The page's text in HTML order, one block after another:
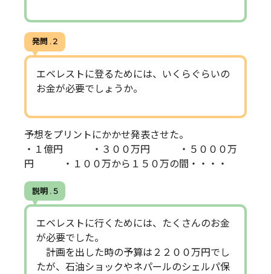
発問 . 2
エベレストに登るためには、いくらぐらいの
お金が必要でしょうか。
予想をプリントにかかせ発表させた。
・１億円 ・３００万円 ・５０００万
円 ・１００万から１５０万の間・・・・
説明 . 5
エベレストに行くためには、たくさんのお金
が必要でした。
計画を出した時の予算は２２００万円でし
たが、石油ショックやネパールのシェルパ保